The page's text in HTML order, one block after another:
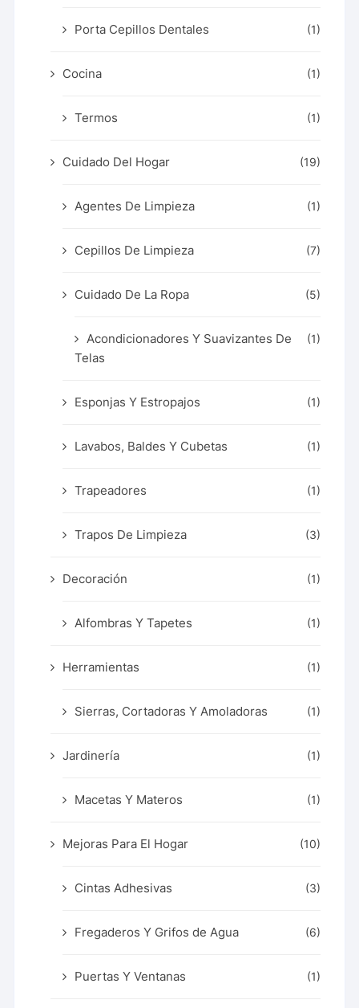
Porta Cepillos Dentales (1)
Cocina (1)
Termos (1)
Cuidado Del Hogar (19)
Agentes De Limpieza (1)
Cepillos De Limpieza (7)
Cuidado De La Ropa (5)
Acondicionadores Y Suavizantes De
Telas
(1)
Esponjas Y Estropajos (1)
Lavabos, Baldes Y Cubetas (1)
Trapeadores (1)
Trapos De Limpieza (3)
Decoración (1)
Alfombras Y Tapetes (1)
Herramientas (1)
Sierras, Cortadoras Y Amoladoras (1)
Jardinería (1)
Macetas Y Materos (1)
Mejoras Para El Hogar (10)
Cintas Adhesivas (3)
Fregaderos Y Grifos de Agua (6)
Puertas Y Ventanas (1)